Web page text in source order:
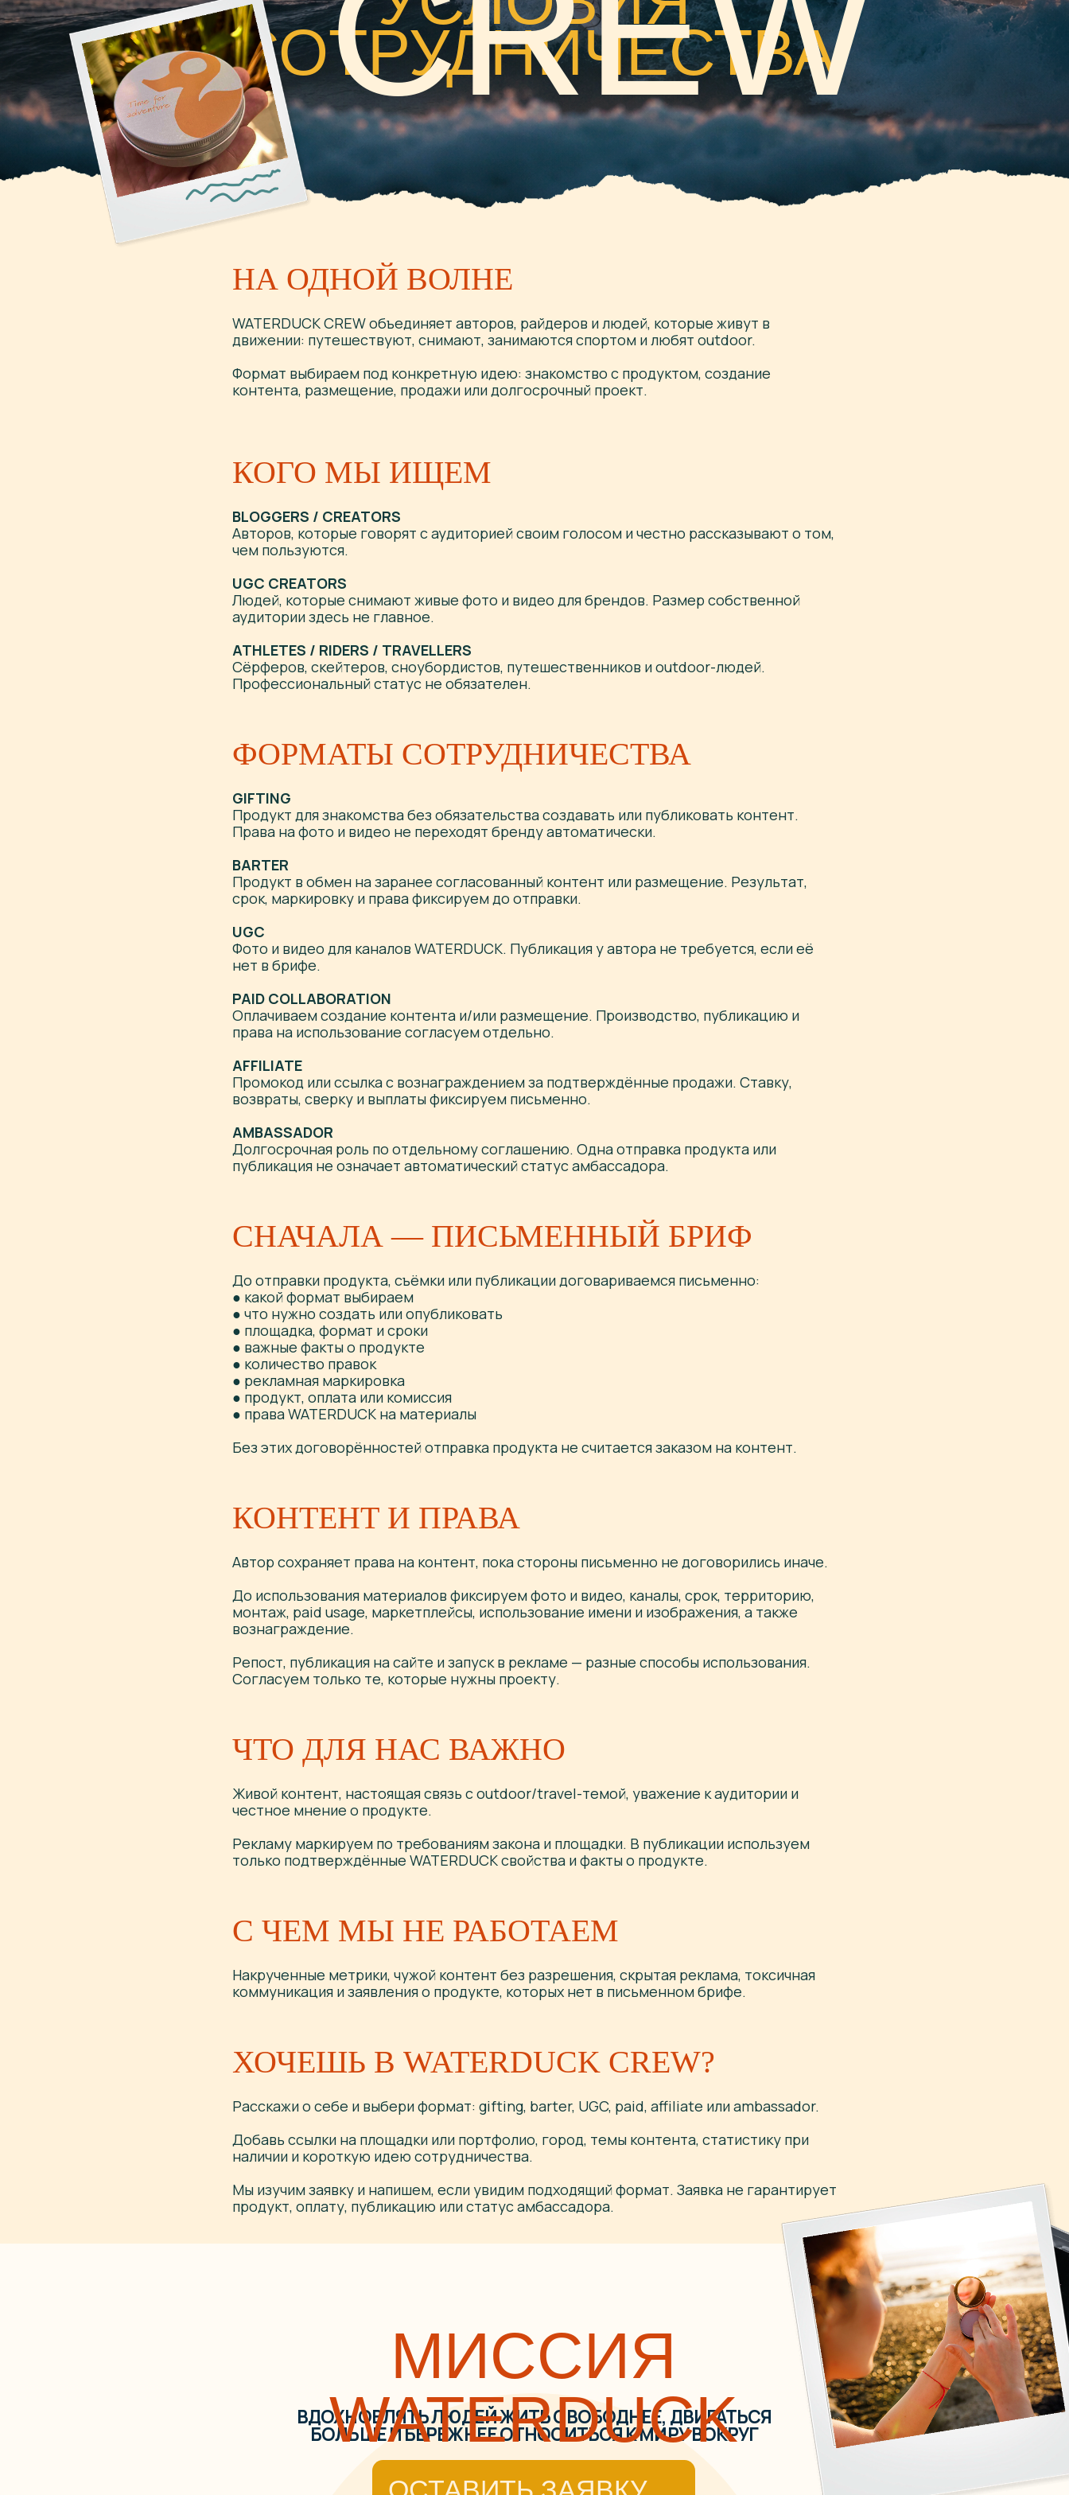
НА ОДНОЙ ВОЛНЕ
WATERDUCK CREW объединяет авторов, райдеров и людей, которые живут в
движении: путешествуют, снимают, занимаются спортом и любят outdoor.
Формат выбираем под конкретную идею: знакомство с продуктом, создание
контента, размещение, продажи или долгосрочный проект.
КОГО МЫ ИЩЕМ
BLOGGERS / CREATORS
Авторов, которые говорят с аудиторией своим голосом и честно рассказывают о том,
чем пользуются.
UGC CREATORS
Людей, которые снимают живые фото и видео для брендов. Размер собственной
аудитории здесь не главное.
ATHLETES / RIDERS / TRAVELLERS
Сёрферов, скейтеров, сноубордистов, путешественников и outdoor-людей.
Профессиональный статус не обязателен.
ФОРМАТЫ СОТРУДНИЧЕСТВА
GIFTING
Продукт для знакомства без обязательства создавать или публиковать контент.
Права на фото и видео не переходят бренду автоматически.
BARTER
Продукт в обмен на заранее согласованный контент или размещение. Результат,
срок, маркировку и права фиксируем до отправки.
UGC
Фото и видео для каналов WATERDUCK. Публикация у автора не требуется, если её
нет в брифе.
PAID COLLABORATION
Оплачиваем создание контента и/или размещение. Производство, публикацию и
права на использование согласуем отдельно.
AFFILIATE
Промокод или ссылка с вознаграждением за подтверждённые продажи. Ставку,
возвраты, сверку и выплаты фиксируем письменно.
AMBASSADOR
Долгосрочная роль по отдельному соглашению. Одна отправка продукта или
публикация не означает автоматический статус амбассадора.
СНАЧАЛА — ПИСЬМЕННЫЙ БРИФ
До отправки продукта, съёмки или публикации договариваемся письменно:
● какой формат выбираем
● что нужно создать или опубликовать
● площадка, формат и сроки
● важные факты о продукте
● количество правок
● рекламная маркировка
● продукт, оплата или комиссия
● права WATERDUCK на материалы
Без этих договорённостей отправка продукта не считается заказом на контент.
КОНТЕНТ И ПРАВА
Автор сохраняет права на контент, пока стороны письменно не договорились иначе.
До использования материалов фиксируем фото и видео, каналы, срок, территорию,
монтаж, paid usage, маркетплейсы, использование имени и изображения, а также
вознаграждение.
Репост, публикация на сайте и запуск в рекламе — разные способы использования.
Согласуем только те, которые нужны проекту.
ЧТО ДЛЯ НАС ВАЖНО
Живой контент, настоящая связь с outdoor/travel-темой, уважение к аудитории и
честное мнение о продукте.
Рекламу маркируем по требованиям закона и площадки. В публикации используем
только подтверждённые WATERDUCK свойства и факты о продукте.
С ЧЕМ МЫ НЕ РАБОТАЕМ
Накрученные метрики, чужой контент без разрешения, скрытая реклама, токсичная
коммуникация и заявления о продукте, которых нет в письменном брифе.
ХОЧЕШЬ В WATERDUCK CREW?
Расскажи о себе и выбери формат: gifting, barter, UGC, paid, affiliate или ambassador.
Добавь ссылки на площадки или портфолио, город, темы контента, статистику при
наличии и короткую идею сотрудничества.
Мы изучим заявку и напишем, если увидим подходящий формат. Заявка не гарантирует
продукт, оплату, публикацию или статус амбассадора.
ВДОХНОВЛЯТЬ ЛЮДЕЙ ЖИТЬ СВОБОДНЕЕ, ДВИГАТЬСЯ
БОЛЬШЕ И БЕРЕЖНЕЕ ОТНОСИТЬСЯ К МИРУ ВОКРУГ
МИССИЯ
WATERDUCK
ОСТАВИТЬ ЗАЯВКУ